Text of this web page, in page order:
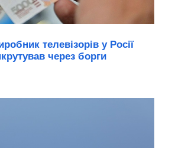
телевізорів у Росії
через борги